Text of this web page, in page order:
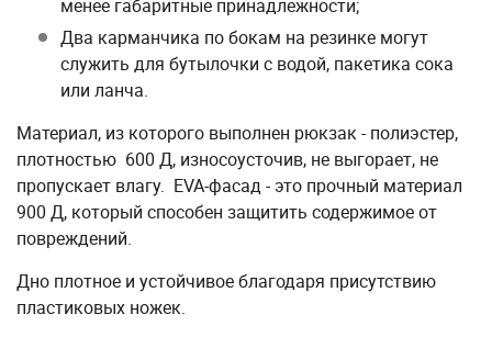
менее габаритные принадлежности;
Два карманчика по бокам на резинке могут
служить для бутылочки с водой, пакетика сока
или ланча.
Материал, из которого выполнен рюкзак - полиэстер,
плотностью 600 Д, износоусточив, не выгорает, не
пропускает влагу. EVA-фасад - это прочный материал
900 Д, который способен защитить содержимое от
повреждений.
Дно плотное и устойчивое благодаря присутствию
пластиковых ножек.